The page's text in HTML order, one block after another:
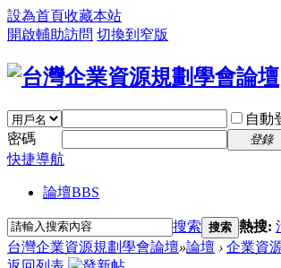
設為首頁收藏本站
開啟輔助訪問 切換到窄版
自動
密碼
登錄
快捷導航
論壇BBS
搜索 搜索 熱搜:
台灣企業資源規劃學會論壇»論壇 › 企業資